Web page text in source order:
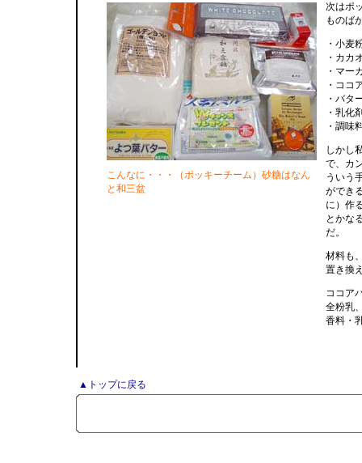
こんなに・・・（ポッキーチーム）砂糖はなん
と和三盆
次はポ
ものば
・
・カ
・マ
・コ
・
・
・調味
しかし
で、カ
ういう
ができ
に）作
とかな
だ。
材料も
置き換
ココア
全粉乳
香料・
▲トップに戻る